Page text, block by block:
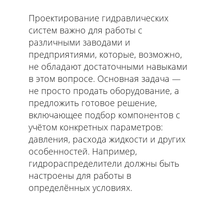
Проектирование гидравлических
систем важно для работы с
различными заводами и
предприятиями, которые, возможно,
не обладают достаточными навыками
в этом вопросе. Основная задача —
не просто продать оборудование, а
предложить готовое решение,
включающее подбор компонентов с
учётом конкретных параметров:
давления, расхода жидкости и других
особенностей. Например,
гидрораспределители должны быть
настроены для работы в
определённых условиях.